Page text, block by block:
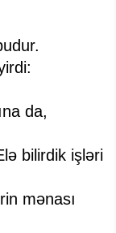
da,
bilirdik işləri
mənası